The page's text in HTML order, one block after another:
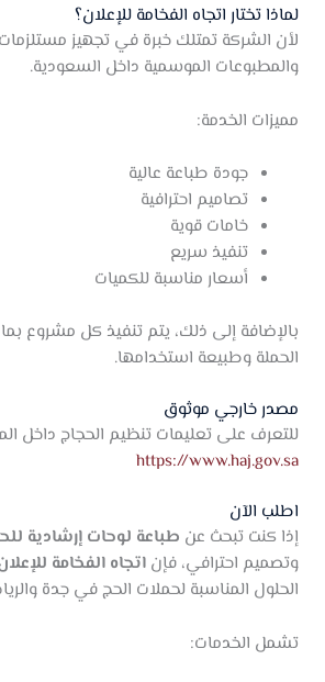
لماذا تختار اتجاه الفخامة للإعلان؟
لأن الشركة تمتلك خبرة في تجهيز
والمطبوعات الموسمية داخل السعودية.
مميزات الخدمة:
جودة طباعة عالية
تصاميم احترافية
خامات قوية
تنفيذ سريع
أسعار مناسبة للكميات
بالإضافة إلى ذلك، يتم تنفيذ كل مشروع
الحملة وطبيعة استخدامها.
مصدر خارجي موثوق
للتعرف على تعليمات تنظيم الحجاج داخل
https://www.haj.gov.sa
اطلب الآن
إذا كنت تبحث عن طباعة لوحات إرشادية
وتصميم احترافي، فإن اتجاه الفخامة
الحلول المناسبة لحملات الحج في جدة
تشمل الخدمات: